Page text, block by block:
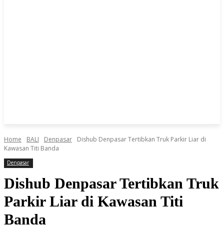
Home BALI Denpasar
Dishub Denpasar Tertibkan Truk Parkir Liar di
Kawasan Titi Banda
Denpasar
Dishub Denpasar Tertibkan Truk
Parkir Liar di Kawasan Titi
Banda